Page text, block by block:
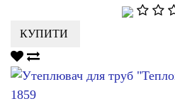
КУПИТИ